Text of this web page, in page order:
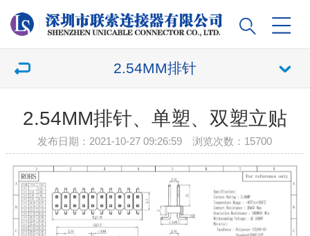
2.54MM排针
2.54MM排针、单塑、双塑立贴
发布日期：2021-10-27 09:26:59 浏览次数： 15700